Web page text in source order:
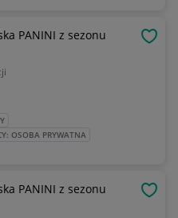
PANINI z sezonu
OSOBA PRYWATNA
PANINI z sezonu